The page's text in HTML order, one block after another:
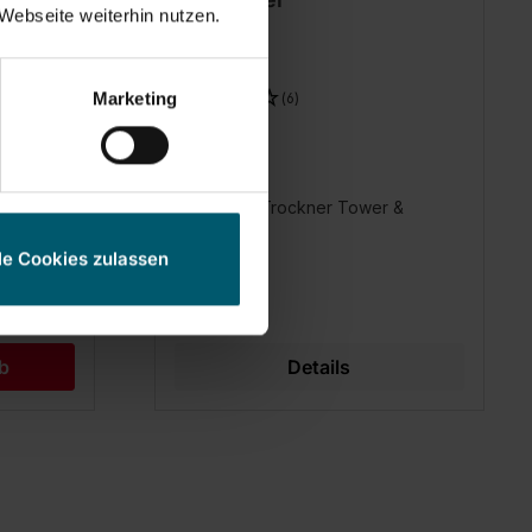
weiterhin nutzen.
Marketing
Cookies zulassen
bis 90
(6)
Für alle Trockner Tower &
Details